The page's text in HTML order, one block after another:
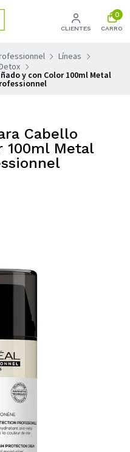
CLIENTES
0
CARRO
Líneas
y con Color 100ml Metal
Cabello
100ml Metal